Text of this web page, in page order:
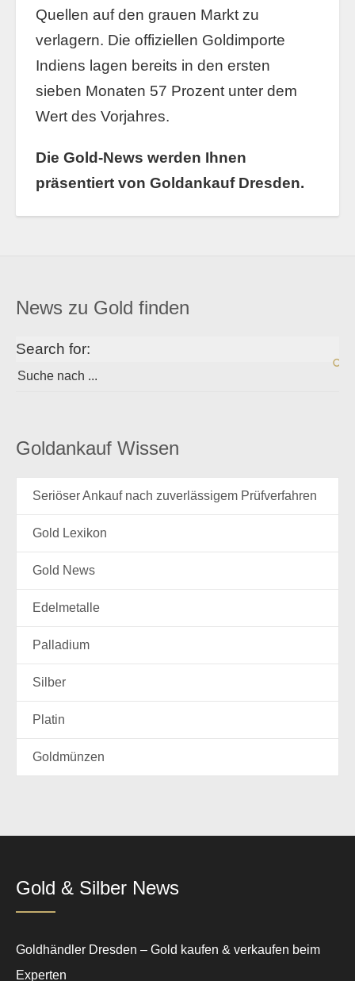
Quellen auf den grauen Markt zu
verlagern. Die offiziellen Goldimporte
Indiens lagen bereits in den ersten
sieben Monaten 57 Prozent unter dem
Wert des Vorjahres.
Die Gold-News werden Ihnen
präsentiert von Goldankauf Dresden.
News zu Gold finden
Search for:
Goldankauf Wissen
Seriöser Ankauf nach zuverlässigem Prüfverfahren
Gold Lexikon
Gold News
Edelmetalle
Palladium
Silber
Platin
Goldmünzen
Gold & Silber News
Goldhändler Dresden – Gold kaufen & verkaufen beim
Experten